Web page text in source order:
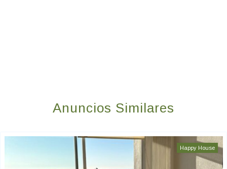
Anuncios Similares
Happy House